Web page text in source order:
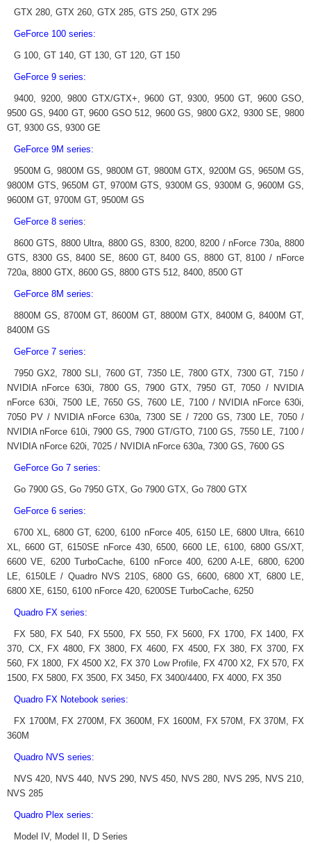
GTX 280, GTX 260, GTX 285, GTS 250, GTX 295
GeForce 100 series:
G 100, GT 140, GT 130, GT 120, GT 150
GeForce 9 series:
9400, 9200, 9800 GTX/GTX+, 9600 GT, 9300, 9500 GT, 9600 GSO,
9500 GS, 9400 GT, 9600 GSO 512, 9600 GS, 9800 GX2, 9300 SE, 9800
GT, 9300 GS, 9300 GE
GeForce 9M series:
9500M G, 9800M GS, 9800M GT, 9800M GTX, 9200M GS, 9650M GS,
9800M GTS, 9650M GT, 9700M GTS, 9300M GS, 9300M G, 9600M GS,
9600M GT, 9700M GT, 9500M GS
GeForce 8 series:
8600 GTS, 8800 Ultra, 8800 GS, 8300, 8200, 8200 / nForce 730a, 8800
GTS, 8300 GS, 8400 SE, 8600 GT, 8400 GS, 8800 GT, 8100 / nForce
720a, 8800 GTX, 8600 GS, 8800 GTS 512, 8400, 8500 GT
GeForce 8M series:
8800M GS, 8700M GT, 8600M GT, 8800M GTX, 8400M G, 8400M GT,
8400M GS
GeForce 7 series:
7950 GX2, 7800 SLI, 7600 GT, 7350 LE, 7800 GTX, 7300 GT, 7150 /
NVIDIA nForce 630i, 7800 GS, 7900 GTX, 7950 GT, 7050 / NVIDIA
nForce 630i, 7500 LE, 7650 GS, 7600 LE, 7100 / NVIDIA nForce 630i,
7050 PV / NVIDIA nForce 630a, 7300 SE / 7200 GS, 7300 LE, 7050 /
NVIDIA nForce 610i, 7900 GS, 7900 GT/GTO, 7100 GS, 7550 LE, 7100 /
NVIDIA nForce 620i, 7025 / NVIDIA nForce 630a, 7300 GS, 7600 GS
GeForce Go 7 series:
Go 7900 GS, Go 7950 GTX, Go 7900 GTX, Go 7800 GTX
GeForce 6 series:
6700 XL, 6800 GT, 6200, 6100 nForce 405, 6150 LE, 6800 Ultra, 6610
XL, 6600 GT, 6150SE nForce 430, 6500, 6600 LE, 6100, 6800 GS/XT,
6600 VE, 6200 TurboCache, 6100 nForce 400, 6200 A-LE, 6800, 6200
LE, 6150LE / Quadro NVS 210S, 6800 GS, 6600, 6800 XT, 6800 LE,
6800 XE, 6150, 6100 nForce 420, 6200SE TurboCache, 6250
Quadro FX series:
FX 580, FX 540, FX 5500, FX 550, FX 5600, FX 1700, FX 1400, FX
370, CX, FX 4800, FX 3800, FX 4600, FX 4500, FX 380, FX 3700, FX
560, FX 1800, FX 4500 X2, FX 370 Low Profile, FX 4700 X2, FX 570, FX
1500, FX 5800, FX 3500, FX 3450, FX 3400/4400, FX 4000, FX 350
Quadro FX Notebook series:
FX 1700M, FX 2700M, FX 3600M, FX 1600M, FX 570M, FX 370M, FX
360M
Quadro NVS series:
NVS 420, NVS 440, NVS 290, NVS 450, NVS 280, NVS 295, NVS 210,
NVS 285
Quadro Plex series:
Model IV, Model II, D Series